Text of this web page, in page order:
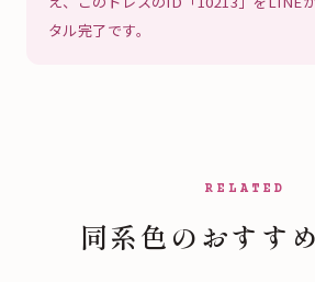
タル完了です。
RELATED
同系色のおすす